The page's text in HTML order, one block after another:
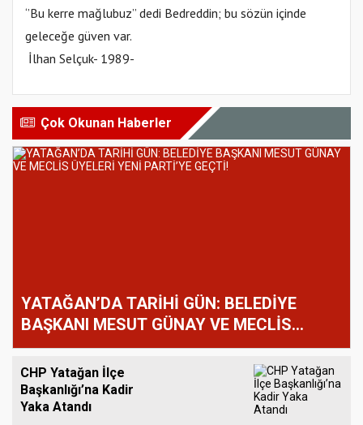
‘’Bu kerre mağlubuz’’ dedi Bedreddin; bu sözün içinde
geleceğe güven var.
İlhan Selçuk- 1989-
Çok Okunan Haberler
YATAĞAN’DA TARİHİ GÜN: BELEDİYE
BAŞKANI MESUT GÜNAY VE MECLİS
ÜYELERİ YENİ PARTİ’YE GEÇTİ!
CHP Yatağan İlçe
Başkanlığı’na Kadir
Yaka Atandı